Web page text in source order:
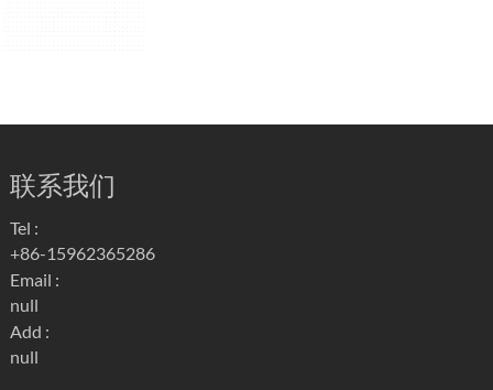
联系我们
Tel :
+86-15962365286
Email :
null
Add :
null